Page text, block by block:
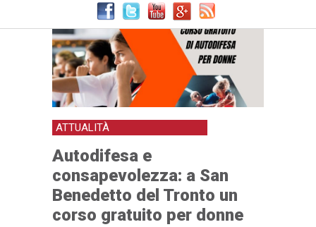
ATTUALITÀ
Autodifesa e
consapevolezza: a San
Benedetto del Tronto un
corso gratuito per donne